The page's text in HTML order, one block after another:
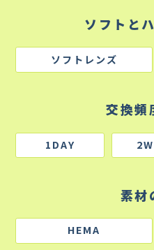
ソフトと
ソフトレンズ
交換頻
1DAY
素材
HEMA